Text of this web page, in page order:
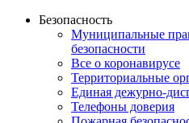
Безопасность
Муниципальные
безопасности
Все о коронавирусе
Территориальные
Единая дежурно-
Телефоны доверия